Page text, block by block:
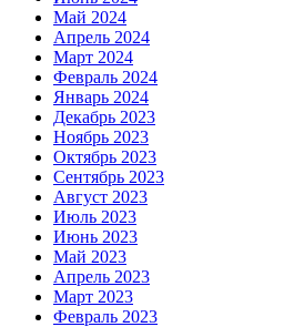
Май 2024
Апрель 2024
Март 2024
Февраль 2024
Январь 2024
Декабрь 2023
Ноябрь 2023
Октябрь 2023
Сентябрь 2023
Август 2023
Июль 2023
Июнь 2023
Май 2023
Апрель 2023
Март 2023
Февраль 2023